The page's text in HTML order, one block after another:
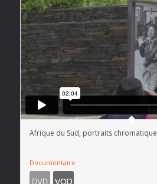
Afrique du Sud, portraits
Documentaire